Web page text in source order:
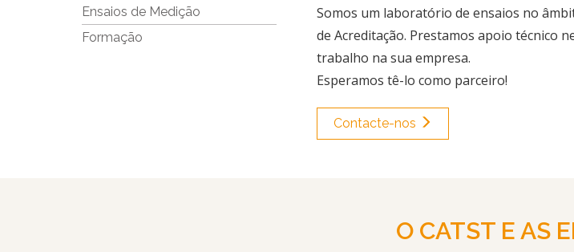
Ensaios de Medição
Formação
Somos um laboratório de ensaios no
de Acreditação. Prestamos apoio técnico
trabalho na sua empresa.
Esperamos tê-lo como parceiro!
Contacte-nos
O CATST E AS